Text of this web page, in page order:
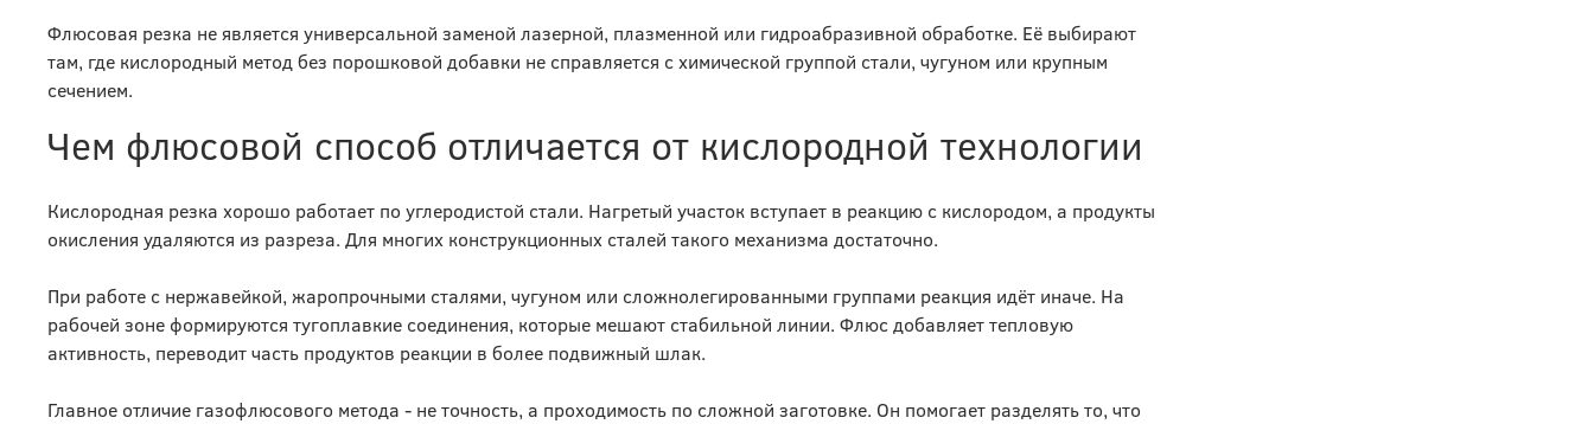
Флюсовая резка не является универсальной заменой лазерной, плазменной или гидроабразивной обработке. Её выбирают
там, где кислородный метод без порошковой добавки не справляется с химической группой стали, чугуном или крупным
сечением.
Чем флюсовой способ отличается от кислородной технологии
Кислородная резка хорошо работает по углеродистой стали. Нагретый участок вступает в реакцию с кислородом, а продукты
окисления удаляются из разреза. Для многих конструкционных сталей такого механизма достаточно.
При работе с нержавейкой, жаропрочными сталями, чугуном или сложнолегированными группами реакция идёт иначе. На
рабочей зоне формируются тугоплавкие соединения, которые мешают стабильной линии. Флюс добавляет тепловую
активность, переводит часть продуктов реакции в более подвижный шлак.
Главное отличие газофлюсового метода - не точность, а проходимость по сложной заготовке. Он помогает разделять то, что